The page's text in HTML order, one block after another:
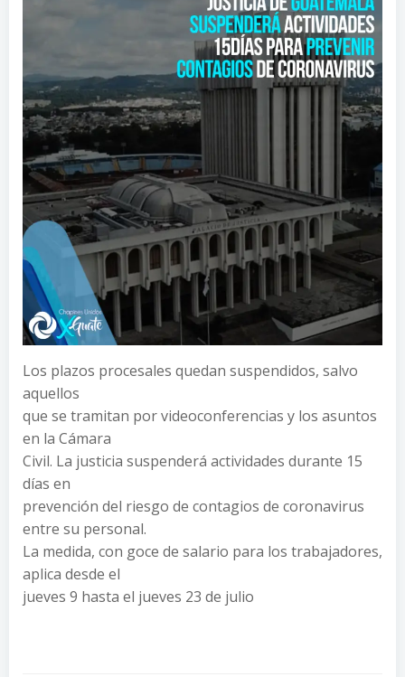
Los plazos procesales quedan suspendidos, salvo
aquellos
que se tramitan por videoconferencias y los asuntos
en la Cámara
Civil. La justicia suspenderá actividades durante 15
días en
prevención del riesgo de contagios de coronavirus
entre su personal.
La medida, con goce de salario para los trabajadores,
aplica desde el
jueves 9 hasta el jueves 23 de julio